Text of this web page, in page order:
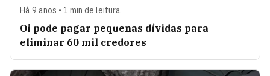
Há 9 anos • 1 min de leitura
Oi pode pagar pequenas dívidas para
eliminar 60 mil credores